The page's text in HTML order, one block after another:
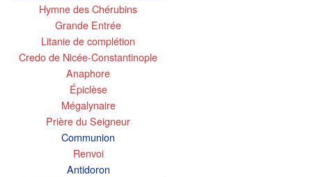
Hymne des Chérubins
Grande Entrée
Litanie de complétion
Credo de Nicée-Constantinople
Anaphore
Épiclèse
Mégalynaire
Prière du Seigneur
Communion
Renvoi
Antidoron